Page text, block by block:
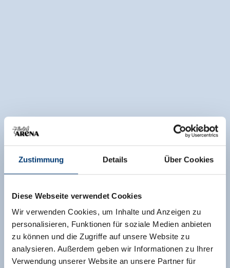
Zustimmung Details Über Cookies
Diese Webseite verwendet Cookies
Wir verwenden Cookies, um Inhalte und Anzeigen zu
personalisieren, Funktionen für soziale Medien anbieten
zu können und die Zugriffe auf unsere Website zu
analysieren. Außerdem geben wir Informationen zu Ihrer
Verwendung unserer Website an unsere Partner für